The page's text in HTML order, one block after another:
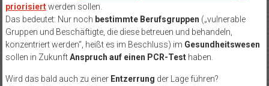
priorisiertwerden sollen.
Das bedeutet: Nur noch bestimmte Berufsgruppen („vulnerable
Gruppen und Beschäftigte, die diese betreuen und behandeln,
konzentriert werden“, heißt es im Beschluss) im Gesundheitswesen
sollen in ZukunftAnspruch auf einen PCR-Testhaben.
Wird das bald auch zu einer Entzerrung der Lage führen?